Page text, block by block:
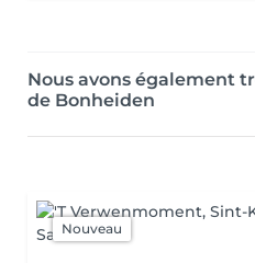
Nous avons également
de Bonheiden
Nouveau